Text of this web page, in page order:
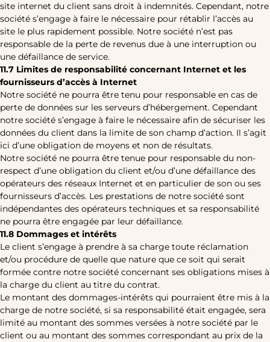
site internet du client sans droit à indemnités. Cependant, notre
société s’engage à faire le nécessaire pour rétablir l’accès au
site le plus rapidement possible. Notre société n’est pas
responsable de la perte de revenus due à une interruption ou
une défaillance de service.
11.7 Limites de responsabilité concernant Internet et les
fournisseurs d’accès à Internet
Notre société ne pourra être tenu pour responsable en cas de
perte de données sur les serveurs d’hébergement. Cependant
notre société s’engage à faire le nécessaire afin de sécuriser les
données du client dans la limite de son champ d’action. Il s’agit
ici d’une obligation de moyens et non de résultats.
Notre société ne pourra être tenue pour responsable du non-
respect d’une obligation du client et/ou d’une défaillance des
opérateurs des réseaux Internet et en particulier de son ou ses
fournisseurs d’accès. Les prestations de notre société sont
indépendantes des opérateurs techniques et sa responsabilité
ne pourra être engagée par leur défaillance.
11.8 Dommages et intérêts
Le client s’engage à prendre à sa charge toute réclamation
et/ou procédure de quelle que nature que ce soit qui serait
formée contre notre société concernant ses obligations mises à
la charge du client au titre du contrat.
Le montant des dommages-intérêts qui pourraient être mis à la
charge de notre société, si sa responsabilité était engagée, sera
limité au montant des sommes versées à notre société par le
client ou au montant des sommes correspondant au prix de la